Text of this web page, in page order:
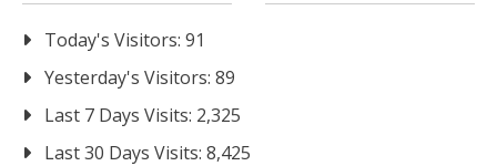
Today's Visitors: 91
Yesterday's Visitors: 89
Last 7 Days Visits: 2,325
Last 30 Days Visits: 8,425